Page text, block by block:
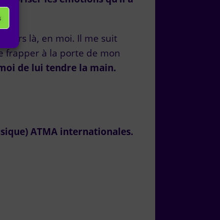
là, en moi. Il me suit
frapper à la porte de mon
de lui tendre la main.
ATMA internationales.